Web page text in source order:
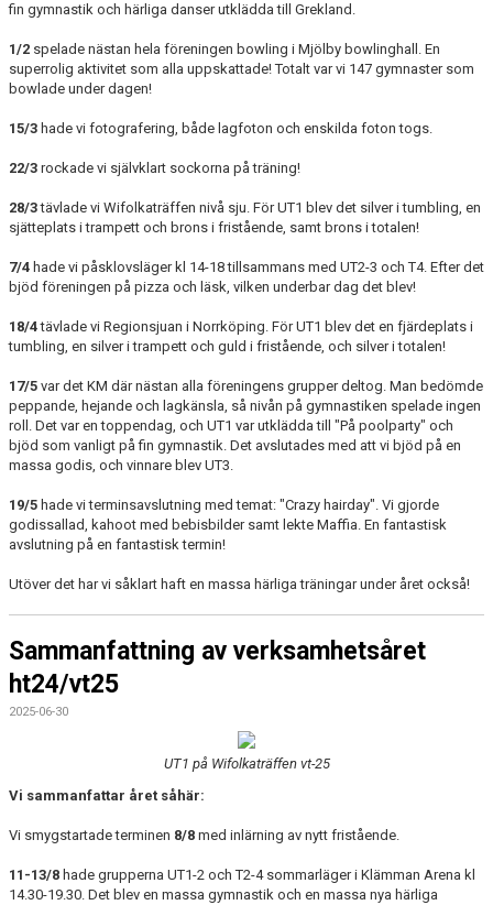
fin gymnastik och härliga danser utklädda till Grekland.
1/2 spelade nästan hela föreningen bowling i Mjölby bowlinghall. En
superrolig aktivitet som alla uppskattade! Totalt var vi 147 gymnaster som
bowlade under dagen!
15/3 hade vi fotografering, både lagfoton och enskilda foton togs.
22/3 rockade vi självklart sockorna på träning!
28/3tävlade vi Wifolkaträffen nivå sju. För UT1 blev det silver i tumbling, en
sjätteplats i trampett och brons i fristående, samt brons i totalen!
7/4 hade vi påsklovsläger kl 14-18 tillsammans med UT2-3 och T4. Efter det
bjöd föreningen på pizza och läsk, vilken underbar dag det blev!
18/4tävlade vi Regionsjuan i Norrköping. För UT1 blev det en fjärdeplats i
tumbling, en silver i trampett och guld i fristående, och silver i totalen!
17/5 var det KM där nästan alla föreningens grupper deltog. Man bedömde
peppande, hejande och lagkänsla, så nivån på gymnastiken spelade ingen
roll. Det var en toppendag, och UT1 var utklädda till "På poolparty" och
bjöd som vanligt på fin gymnastik. Det avslutades med att vi bjöd på en
massa godis, och vinnare blev UT3.
19/5 hade vi terminsavslutning med temat: "Crazy hairday". Vi gjorde
godissallad, kahoot med bebisbilder samt lekte Maffia. En fantastisk
avslutning på en fantastisk termin!
Utöver det har vi såklart haft en massa härliga träningar under året också!
Sammanfattning av verksamhetsåret
ht24/vt25
2025-06-30
UT1 på Wifolkaträffen vt-25
Vi sammanfattar året såhär:
Vi smygstartade terminen 8/8 med inlärning av nytt fristående.
11-13/8 hade grupperna UT1-2 och T2-4 sommarläger i Klämman Arena kl
14.30-19.30. Det blev en massa gymnastik och en massa nya härliga